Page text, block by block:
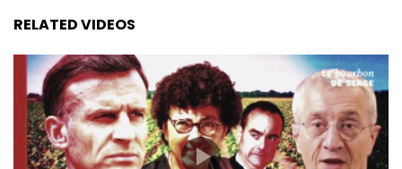
RELATED VIDEOS